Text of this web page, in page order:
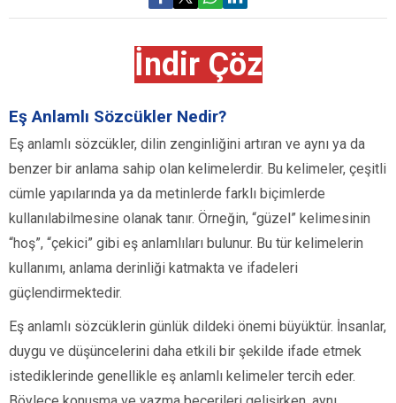
İndir Çöz
Eş Anlamlı Sözcükler Nedir?
Eş anlamlı sözcükler, dilin zenginliğini artıran ve aynı ya da
benzer bir anlama sahip olan kelimelerdir. Bu kelimeler, çeşitli
cümle yapılarında ya da metinlerde farklı biçimlerde
kullanılabilmesine olanak tanır. Örneğin, “güzel” kelimesinin
“hoş”, “çekici” gibi eş anlamlıları bulunur. Bu tür kelimelerin
kullanımı, anlama derinliği katmakta ve ifadeleri
güçlendirmektedir.
Eş anlamlı sözcüklerin günlük dildeki önemi büyüktür. İnsanlar,
duygu ve düşüncelerini daha etkili bir şekilde ifade etmek
istediklerinde genellikle eş anlamlı kelimeler tercih eder.